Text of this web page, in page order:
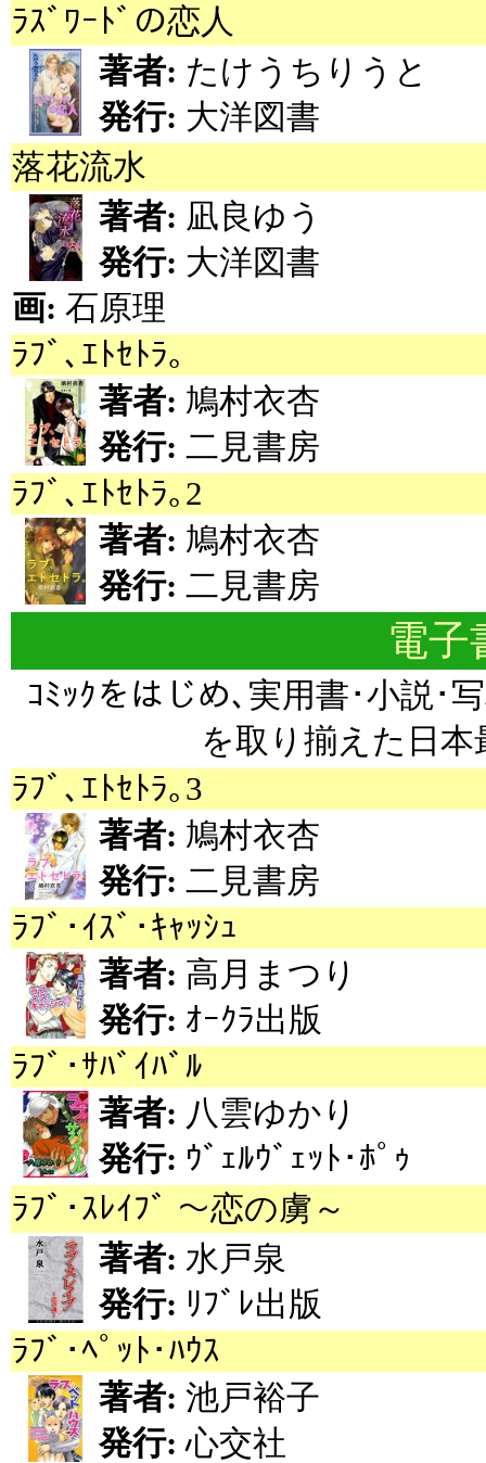
ﾗｽﾞﾜｰﾄﾞの恋人
著者: たけうちりうと
発行: 大洋図書
落花流水
著者: 凪良ゆう
発行: 大洋図書
画: 石原理
ﾗﾌﾞ､ｴﾄｾﾄﾗ｡
著者: 鳩村衣杏
発行: 二見書房
ﾗﾌﾞ､ｴﾄｾﾄﾗ｡2
著者: 鳩村衣杏
発行: 二見書房
電子
ｺﾐｯｸをはじめ､実用書･小説･
を取り揃えた日本
ﾗﾌﾞ､ｴﾄｾﾄﾗ｡3
著者: 鳩村衣杏
発行: 二見書房
ﾗﾌﾞ･ｲｽﾞ･ｷｬｯｼｭ
著者: 高月まつり
発行: ｵｰｸﾗ出版
ﾗﾌﾞ･ｻﾊﾞｲﾊﾞﾙ
著者: 八雲ゆかり
発行: ｳﾞｪﾙｳﾞｪｯﾄ･ﾎﾟｩ
ﾗﾌﾞ･ｽﾚｲﾌﾞ ～恋の虜～
著者: 水戸泉
発行: ﾘﾌﾞﾚ出版
ﾗﾌﾞ･ﾍﾟｯﾄ･ﾊｳｽ
著者: 池戸裕子
発行: 心交社